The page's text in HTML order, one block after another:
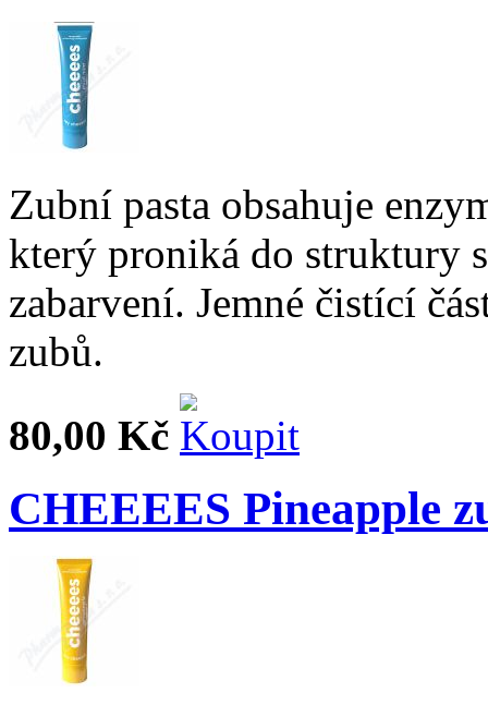
Zubní pasta obsahuje
který proniká do struktury
zabarvení. Jemné čistící
zubů.
80,00 Kč
CHEEEES Pineapple